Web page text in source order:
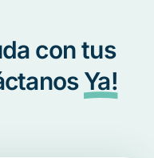
con tus
Ya!